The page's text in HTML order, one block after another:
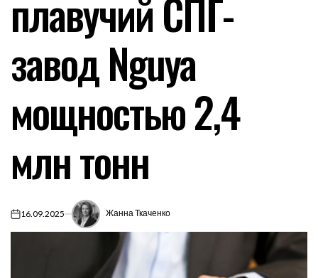
плавучий СПГ-
завод Nguya
мощностью 2,4
млн тонн
on16.09.2025 Жанна Ткаченко